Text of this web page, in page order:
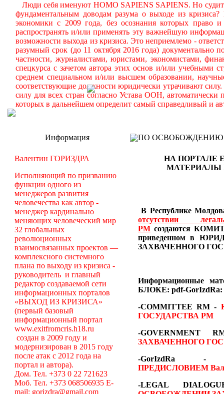
Люди себя именуют HOMO SAPIENS SAPIENS. Но
фундаментальным доводам разума о выходе из
экономики с 2009 года, без осознания которых право
распространять и/или применять эту важнейшую
возможности выхода из кризиса. Это неприемлемо -
разумный срок (до 11 октября 2016 года)
частности, журналистами, юристами, экономистами,
спецкурса с зачетом автора этих основ и/или учебными
среднем специальном и/или высшем образовании,
соответствующие должности юридически утрачивают
силу для всех стран согласно Устава ООН,
которых в дальнейшем определит самый справедливый и
Информация
Валентин ГОРИЗДРА
Исполняющий по призванию
функции одного из
менеджеров развития
человечества как автор -
менеджер кардинально
меняющих человеческий мир
32 глобальных
революционных
взаимосвязанных проектов —
комплексного системного
плана по выходу из кризиса -
руководитель и главный
редактор создаваемой сети
информационных порталов
«ВЫХОД ИЗ КРИЗИСА»
(первый базовый
информационный портал
www.exitfromcris.h18.ru
создан в 2009 году и
модернизирован в 2015 году
после атак с 2012 года на
портал и автора).
Дом. Тел. +373 0 22 721623
Моб. Тел. +373 068506935 E-
mail: gorizdra@gmail.com
ПО ОСВОБОЖДЕНИЮ
НА ПОРТАЛЕ
МАТЕРИАЛЫ
В Республике
отсутствии
РМ создаются
приведенном в
ЗАХВАЧЕННОГО
Информационные
БЛОКЕ: pdf-GorIzdRa:
-COMMITTEE RM -
ГОСУДАРСТВА РМ
-
ЗАХВАЧЕННОГО
-
ПРЕДИСЛОВИЕМ
-LEGAL